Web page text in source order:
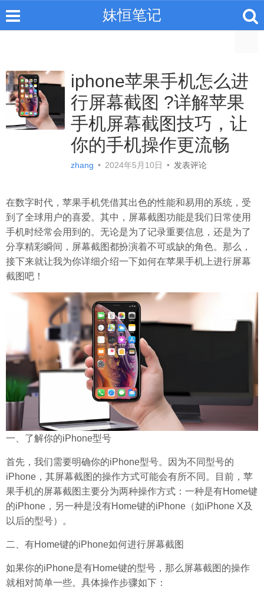
妹恒笔记
iphone苹果手机怎么进
行屏幕截图 ?详解苹果
手机屏幕截图技巧，让
你的手机操作更流畅
zhang • 2024年5月10日 • 发表评论
在数字时代，苹果手机凭借其出色的性能和易用的系统，受
到了全球用户的喜爱。其中，屏幕截图功能是我们日常使用
手机时经常会用到的。无论是为了记录重要信息，还是为了
分享精彩瞬间，屏幕截图都扮演着不可或缺的角色。那么，
接下来就让我为你详细介绍一下如何在苹果手机上进行屏幕
截图吧！
一、了解你的iPhone型号
首先，我们需要明确你的iPhone型号。因为不同型号的
iPhone，其屏幕截图的操作方式可能会有所不同。目前，苹
果手机的屏幕截图主要分为两种操作方式：一种是有Home键
的iPhone，另一种是没有Home键的iPhone（如iPhone X及
以后的型号）。
二、有Home键的iPhone如何进行屏幕截图
如果你的iPhone是有Home键的型号，那么屏幕截图的操作
就相对简单一些。具体操作步骤如下：